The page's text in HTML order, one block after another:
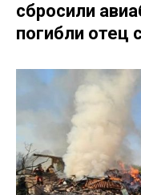
сбросили
погибли отец